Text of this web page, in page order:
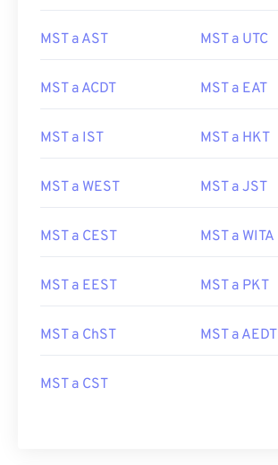
MST a AST MST a UTC
MST a ACDT MST a EAT
MST a IST MST a HKT
MST a WEST MST a JST
MST a CEST MST a WITA
MST a EEST MST a PKT
MST a ChST MST a AEDT
MST a CST